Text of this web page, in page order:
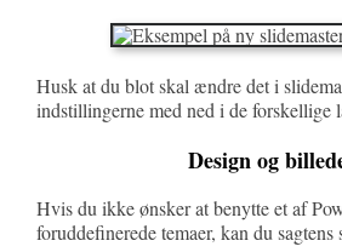
Husk at du blot skal ændre det i
indstillingerne med ned i de forskellige
Design og
Hvis du ikke ønsker at benytte et af
foruddefinerede temaer, kan du